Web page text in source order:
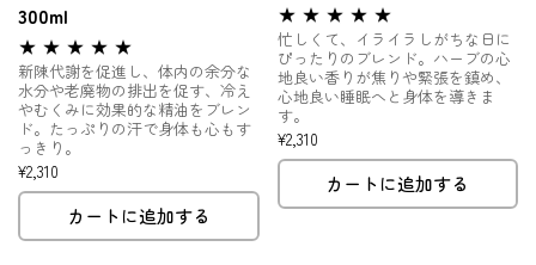
300ml
新陳代謝を促進し、体内の余分な
水分や老廃物の排出を促す、冷え
やむくみに効果的な精油をブレン
ド。たっぷりの汗で身体も心もす
っきり。
¥2,310
カートに追加する
忙しくて、イライラしがちな日に
ぴったりのブレンド。ハーブの心
地良い香りが焦りや緊張を鎮め、
心地良い睡眠へと身体を導きま
す。
¥2,310
カートに追加する